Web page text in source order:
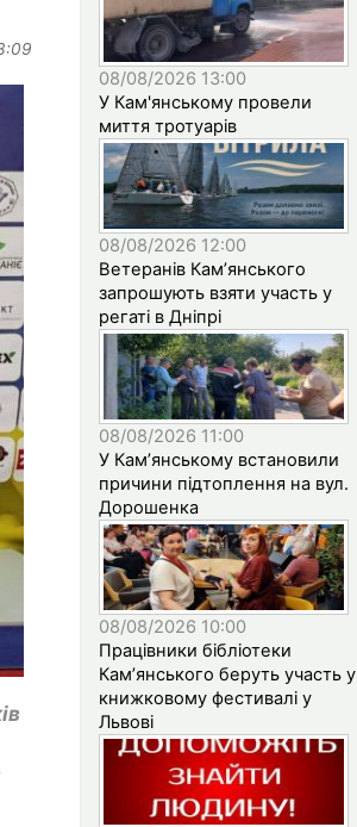
08/08/2026 13:00
У Кам'янському провели
миття тротуарів
08/08/2026 12:00
Ветеранів Кам’янського
запрошують взяти участь у
регаті в Дніпрі
08/08/2026 11:00
У Кам’янському встановили
причини підтоплення на вул.
Дорошенка
08/08/2026 10:00
Працівники бібліотеки
Кам’янського беруть участь у
книжковому фестивалі у
Львові